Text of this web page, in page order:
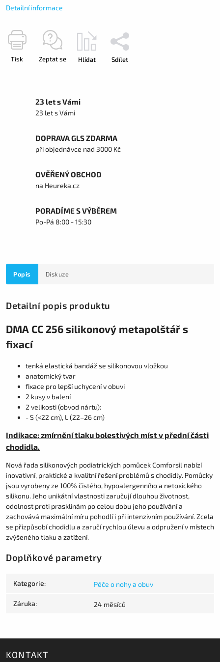
Detailní informace
Tisk Zeptat se Hlídat Sdílet
23 let s Vámi
23 let s Vámi
DOPRAVA GLS ZDARMA
při objednávce nad 3000 Kč
OVĚŘENÝ OBCHOD
na Heureka.cz
PORADÍME S VÝBĚREM
Po-Pá 8:00 - 15:30
Popis Diskuze
Detailní popis produktu
DMA CC 256 silikonový metapolštář s
fixací
tenká elastická bandáž se silikonovou vložkou
anatomický tvar
fixace pro lepší uchycení v obuvi
2 kusy v balení
2 velikosti (obvod nártu):
- S (<22 cm), L (22–26 cm)
Indikace: zmírnění tlaku bolestivých míst v přední části
chodidla.
Nová řada silikonových podiatrických pomůcek Comforsil nabízí
inovativní, praktické a kvalitní řešení problémů s chodidly. Pomůcky
jsou vyrobeny ze 100% čistého, hypoalergenního a netoxického
silikonu. Jeho unikátní vlastnosti zaručují dlouhou životnost,
odolnost proti prasklinám po celou dobu jeho používání a
zachovává maximální míru pohodlí i při intenzivním používání. Zcela
se přizpůsobí chodidlu a zaručí rychlou úlevu a odpružení v místech
zvýšeného tlaku a zatížení.
Doplňkové parametry
Kategorie: Péče o nohy a obuv
Záruka: 24 měsíců
KONTAKT